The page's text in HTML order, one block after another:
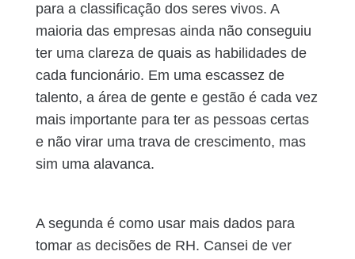
para a classificação dos seres vivos. A
maioria das empresas ainda não conseguiu
ter uma clareza de quais as habilidades de
cada funcionário. Em uma escassez de
talento, a área de gente e gestão é cada vez
mais importante para ter as pessoas certas
e não virar uma trava de crescimento, mas
sim uma alavanca.
A segunda é como usar mais dados para
tomar as decisões de RH. Cansei de ver